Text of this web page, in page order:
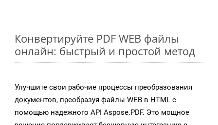
Конвертируйте PDF WEB файлы
онлайн: быстрый и простой метод
Улучшите свои рабочие процессы преобразования
документов, преобразуя файлы WEB в HTML с
помощью надежного API Aspose.PDF. Это мощное